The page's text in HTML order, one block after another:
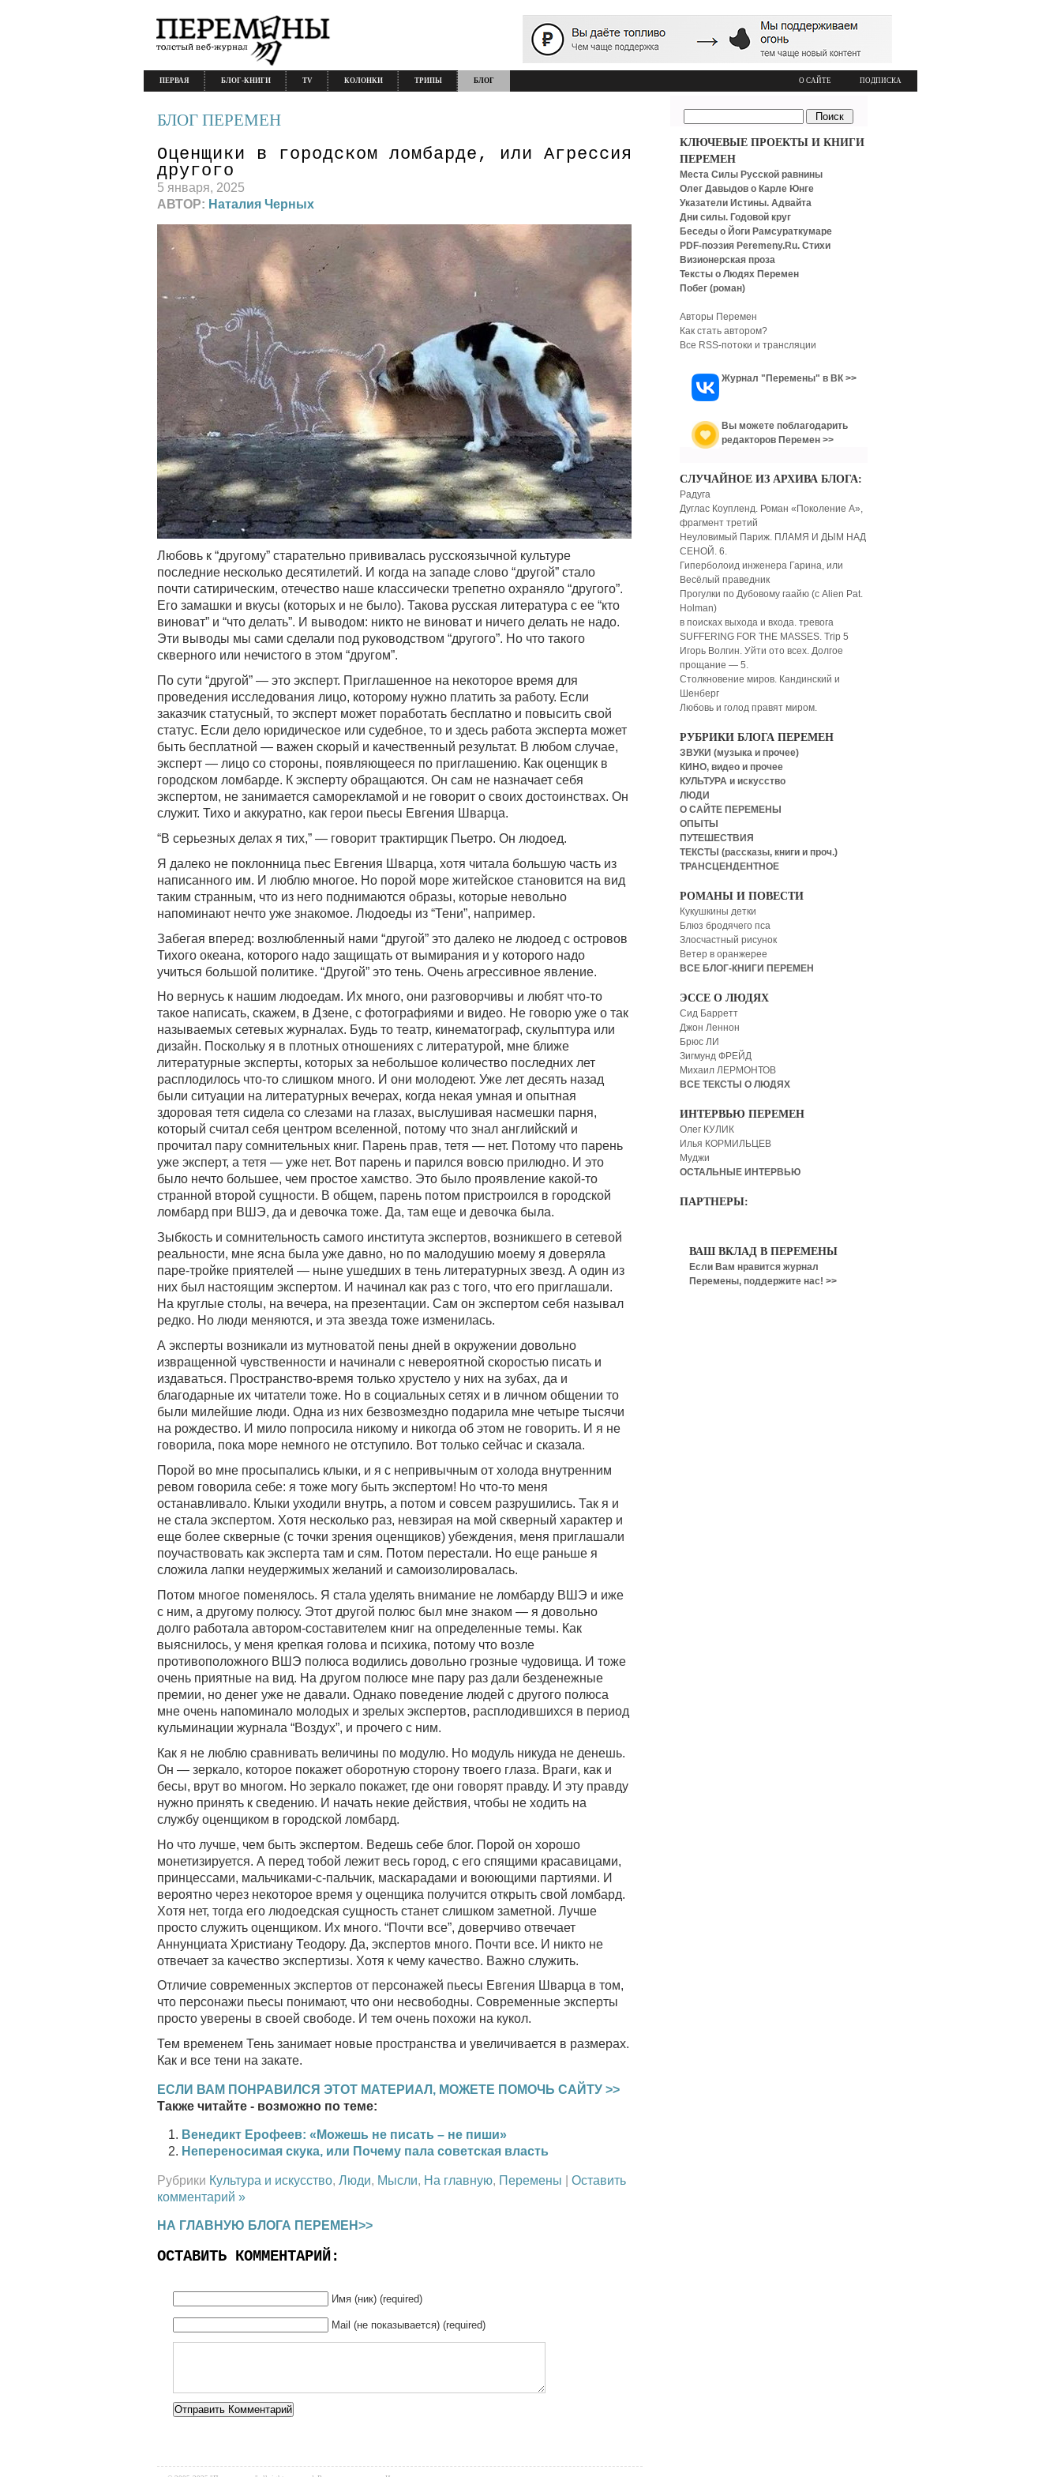
О САЙТЕ ПОДПИСКА
ПЕРВАЯ БЛОГ-КНИГИ TV КОЛОНКИ ТРИПЫ БЛОГ
БЛОГ ПЕРЕМЕН
Оценщики в городском ломбарде, или Агрессия
другого
5 января, 2025
АВТОР: Наталия Черных
Любовь к “другому” старательно прививалась русскоязычной культуре
последние несколько десятилетий. И когда на западе слово “другой” стало
почти сатирическим, отечество наше классически трепетно охраняло “другого”.
Его замашки и вкусы (которых и не было). Такова русская литература с ее “кто
виноват” и “что делать”. И выводом: никто не виноват и ничего делать не надо.
Эти выводы мы сами сделали под руководством “другого”. Но что такого
скверного или нечистого в этом “другом”.
По сути “другой” — это эксперт. Приглашенное на некоторое время для
проведения исследования лицо, которому нужно платить за работу. Если
заказчик статусный, то эксперт может поработать бесплатно и повысить свой
статус. Если дело юридическое или судебное, то и здесь работа эксперта может
быть бесплатной — важен скорый и качественный результат. В любом случае,
эксперт — лицо со стороны, появляющееся по приглашению. Как оценщик в
городском ломбарде. К эксперту обращаются. Он сам не назначает себя
экспертом, не занимается саморекламой и не говорит о своих достоинствах. Он
служит. Тихо и аккуратно, как герои пьесы Евгения Шварца.
“В серьезных делах я тих,” — говорит трактирщик Пьетро. Он людоед.
Я далеко не поклонница пьес Евгения Шварца, хотя читала большую часть из
написанного им. И люблю многое. Но порой море житейское становится на вид
таким странным, что из него поднимаются образы, которые невольно
напоминают нечто уже знакомое. Людоеды из “Тени”, например.
Забегая вперед: возлюбленный нами “другой” это далеко не людоед с островов
Тихого океана, которого надо защищать от вымирания и у которого надо
учиться большой политике. “Другой” это тень. Очень агрессивное явление.
Но вернусь к нашим людоедам. Их много, они разговорчивы и любят что-то
такое написать, скажем, в Дзене, с фотографиями и видео. Не говорю уже о так
называемых сетевых журналах. Будь то театр, кинематограф, скульптура или
дизайн. Поскольку я в плотных отношениях с литературой, мне ближе
литературные эксперты, которых за небольшое количество последних лет
расплодилось что-то слишком много. И они молодеют. Уже лет десять назад
были ситуации на литературных вечерах, когда некая умная и опытная
здоровая тетя сидела со слезами на глазах, выслушивая насмешки парня,
который считал себя центром вселенной, потому что знал английский и
прочитал пару сомнительных книг. Парень прав, тетя — нет. Потому что парень
уже эксперт, а тетя — уже нет. Вот парень и парился вовсю прилюдно. И это
было нечто большее, чем простое хамство. Это было проявление какой-то
странной второй сущности. В общем, парень потом пристроился в городской
ломбард при ВШЭ, да и девочка тоже. Да, там еще и девочка была.
Зыбкость и сомнительность самого института экспертов, возникшего в сетевой
реальности, мне ясна была уже давно, но по малодушию моему я доверяла
паре-тройке приятелей — ныне ушедших в тень литературных звезд. А один из
них был настоящим экспертом. И начинал как раз с того, что его приглашали.
На круглые столы, на вечера, на презентации. Сам он экспертом себя называл
редко. Но люди меняются, и эта звезда тоже изменилась.
А эксперты возникали из мутноватой пены дней в окружении довольно
извращенной чувственности и начинали с невероятной скоростью писать и
издаваться. Пространство-время только хрустело у них на зубах, да и
благодарные их читатели тоже. Но в социальных сетях и в личном общении то
были милейшие люди. Одна из них безвозмездно подарила мне четыре тысячи
на рождество. И мило попросила никому и никогда об этом не говорить. И я не
говорила, пока море немного не отступило. Вот только сейчас и сказала.
Порой во мне просыпались клыки, и я с непривычным от холода внутренним
ревом говорила себе: я тоже могу быть экспертом! Но что-то меня
останавливало. Клыки уходили внутрь, а потом и совсем разрушились. Так я и
не стала экспертом. Хотя несколько раз, невзирая на мой скверный характер и
еще более скверные (с точки зрения оценщиков) убеждения, меня приглашали
поучаствовать как эксперта там и сям. Потом перестали. Но еще раньше я
сложила лапки неудержимых желаний и самоизолировалась.
Потом многое поменялось. Я стала уделять внимание не ломбарду ВШЭ и иже
с ним, а другому полюсу. Этот другой полюс был мне знаком — я довольно
долго работала автором-составителем книг на определенные темы. Как
выяснилось, у меня крепкая голова и психика, потому что возле
противоположного ВШЭ полюса водились довольно грозные чудовища. И тоже
очень приятные на вид. На другом полюсе мне пару раз дали безденежные
премии, но денег уже не давали. Однако поведение людей с другого полюса
мне очень напоминало молодых и зрелых экспертов, расплодившихся в период
кульминации журнала “Воздух”, и прочего с ним.
Как я не люблю сравнивать величины по модулю. Но модуль никуда не денешь.
Он — зеркало, которое покажет оборотную сторону твоего глаза. Враги, как и
бесы, врут во многом. Но зеркало покажет, где они говорят правду. И эту правду
нужно принять к сведению. И начать некие действия, чтобы не ходить на
службу оценщиком в городской ломбард.
Но что лучше, чем быть экспертом. Ведешь себе блог. Порой он хорошо
монетизируется. А перед тобой лежит весь город, с его спящими красавицами,
принцессами, мальчиками-с-пальчик, маскарадами и воюющими партиями. И
вероятно через некоторое время у оценщика получится открыть свой ломбард.
Хотя нет, тогда его людоедская сущность станет слишком заметной. Лучше
просто служить оценщиком. Их много. “Почти все”, доверчиво отвечает
Аннунциата Христиану Теодору. Да, экспертов много. Почти все. И никто не
отвечает за качество экспертизы. Хотя к чему качество. Важно служить.
Отличие современных экспертов от персонажей пьесы Евгения Шварца в том,
что персонажи пьесы понимают, что они несвободны. Современные эксперты
просто уверены в своей свободе. И тем очень похожи на кукол.
Тем временем Тень занимает новые пространства и увеличивается в размерах.
Как и все тени на закате.
ЕСЛИ ВАМ ПОНРАВИЛСЯ ЭТОТ МАТЕРИАЛ, МОЖЕТЕ ПОМОЧЬ САЙТУ >>
Также читайте - возможно по теме:
Венедикт Ерофеев: «Можешь не писать – не пиши»
Непереносимая скука, или Почему пала советская власть
Рубрики Культура и искусство, Люди, Мысли, На главную, Перемены
Оставить
комментарий »
НА ГЛАВНУЮ БЛОГА ПЕРЕМЕН>>
ОСТАВИТЬ КОММЕНТАРИЙ:
Имя (ник) (required)
Mail (не показывается) (required)
КЛЮЧЕВЫЕ ПРОЕКТЫ И КНИГИ
ПЕРЕМЕН
Места Силы Русской равнины
Олег Давыдов о Карле Юнге
Указатели Истины. Адвайта
Дни силы. Годовой круг
Беседы о Йоги Рамсураткумаре
PDF-поэзия Peremeny.Ru. Стихи
Визионерская проза
Тексты о Людях Перемен
Побег (роман)
Авторы Перемен
Как стать автором?
Все RSS-потоки и трансляции
Журнал "Перемены" в ВК >>
Вы можете поблагодарить
редакторов Перемен >>
СЛУЧАЙНОЕ ИЗ АРХИВА БЛОГА:
Радуга
Дуглас Коупленд. Роман «Поколение А»,
фрагмент третий
Неуловимый Париж. ПЛАМЯ И ДЫМ НАД
СЕНОЙ. 6.
Гиперболоид инженера Гарина, или
Весёлый праведник
Прогулки по Дубовому гаайю (с Alien Pat.
Holman)
в поисках выхода и входа. тревога
SUFFERING FOR THE MASSES. Trip 5
Игорь Волгин. Уйти ото всех. Долгое
прощание — 5.
Столкновение миров. Кандинский и
Шенберг
Любовь и голод правят миром.
РУБРИКИ БЛОГА ПЕРЕМЕН
ЗВУКИ (музыка и прочее)
КИНО, видео и прочее
КУЛЬТУРА и искусство
ЛЮДИ
О САЙТЕ ПЕРЕМЕНЫ
ОПЫТЫ
ПУТЕШЕСТВИЯ
ТЕКСТЫ (рассказы, книги и проч.)
ТРАНСЦЕНДЕНТНОЕ
РОМАНЫ И ПОВЕСТИ
Кукушкины детки
Блюз бродячего пса
Злосчастный рисунок
Ветер в оранжерее
ВСЕ БЛОГ-КНИГИ ПЕРЕМЕН
ЭССЕ О ЛЮДЯХ
Сид Барретт
Джон Леннон
Брюс ЛИ
Зигмунд ФРЕЙД
Михаил ЛЕРМОНТОВ
ВСЕ ТЕКСТЫ О ЛЮДЯХ
ИНТЕРВЬЮ ПЕРЕМЕН
Олег КУЛИК
Илья КОРМИЛЬЦЕВ
Муджи
ОСТАЛЬНЫЕ ИНТЕРВЬЮ
ПАРТНЕРЫ:
ВАШ ВКЛАД В ПЕРЕМЕНЫ
Если Вам нравится журнал
Перемены, поддержите нас! >>